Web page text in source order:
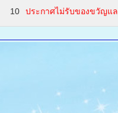
10 ประกาศไม่รับของขวัญแ